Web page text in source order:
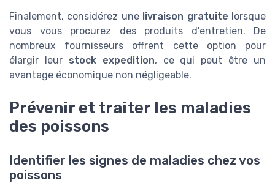
Finalement, considérez une livraison gratuite lorsque
vous vous procurez des produits d'entretien. De
nombreux fournisseurs offrent cette option pour
élargir leur stock expedition, ce qui peut être un
avantage économique non négligeable.
Prévenir et traiter les maladies
des poissons
Identifier les signes de maladies chez vos
poissons